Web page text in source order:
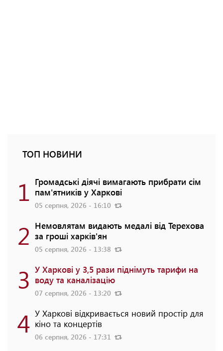
ТОП НОВИНИ
1 Громадські діячі вимагають прибрати сім
пам'ятників у Харкові
05 серпня, 2026 - 16:10
2 Немовлятам видають медалі від Терехова
за гроші харків'ян
05 серпня, 2026 - 13:38
3 У Харкові у 3,5 рази піднімуть тарифи на
воду та каналізацію
07 серпня, 2026 - 13:20
4 У Харкові відкривається новий простір для
кіно та концертів
06 серпня, 2026 - 17:31